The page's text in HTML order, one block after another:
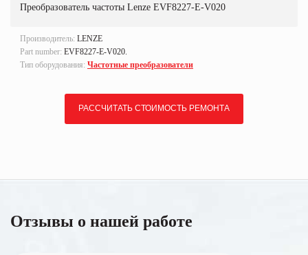
Преобразователь частоты Lenze EVF8227-E-V020
Производитель: LENZE
Part number: EVF8227-E-V020.
Тип оборудования: Частотные преобразователи
РАССЧИТАТЬ СТОИМОСТЬ РЕМОНТА
Отзывы о нашей работе